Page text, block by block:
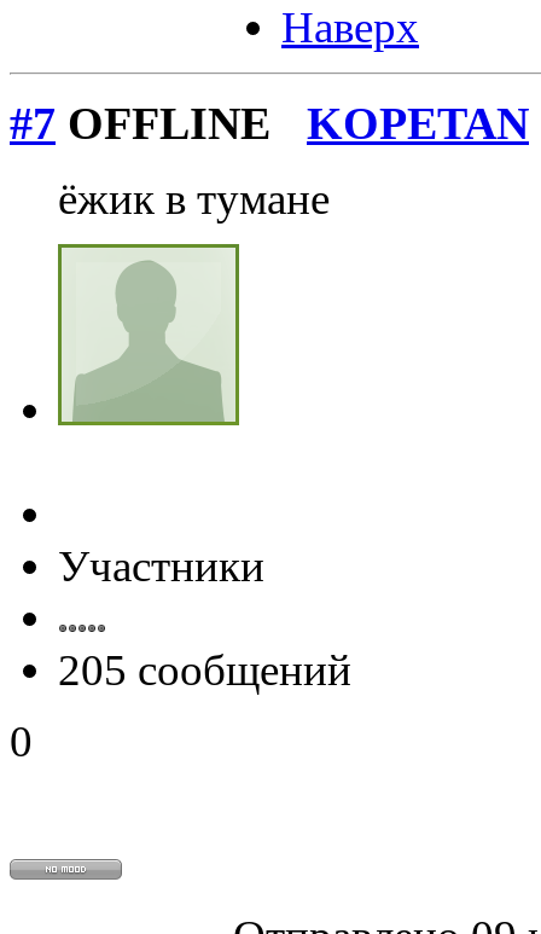
Наверх
#7 OFFLINE KOPETAN
ёжик в тумане
Участники
205 сообщений
0